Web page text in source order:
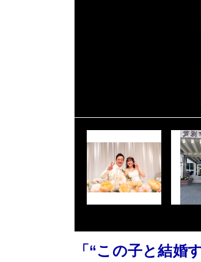
「“この子と結婚